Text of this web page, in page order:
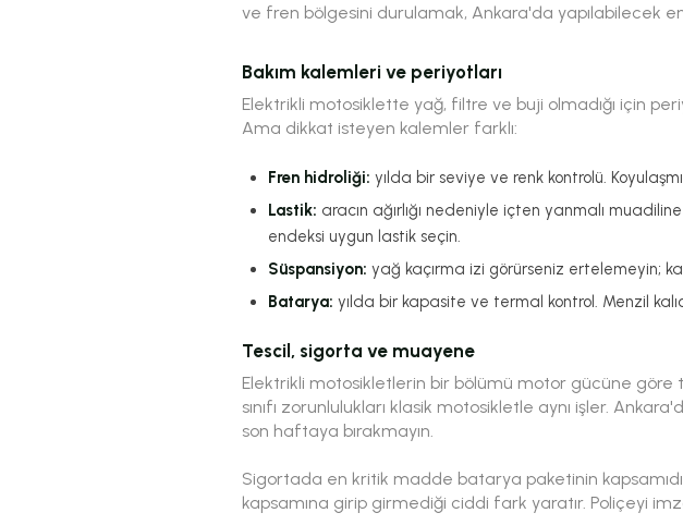
ve fren bölgesini durulamak, Ankara'da yapılabilecek
Bakım kalemleri ve periyotları
Elektrikli motosiklette yağ, filtre ve buji olmadığı için
Ama dikkat isteyen kalemler farklı:
Fren hidroliği: yılda bir seviye ve renk kontrolü.
Lastik: aracın ağırlığı nedeniyle içten yanmalı
endeksi uygun lastik seçin.
Süspansiyon: yağ kaçırma izi görürseniz ertelemeyin;
Batarya: yılda bir kapasite ve termal kontrol. Menzil
Tescil, sigorta ve muayene
Elektrikli motosikletlerin bir bölümü motor gücüne
sınıfı zorunlulukları klasik motosikletle aynı işler.
son haftaya bırakmayın.
Sigortada en kritik madde batarya paketinin
kapsamına girip girmediği ciddi fark yaratır. Poliçeyi